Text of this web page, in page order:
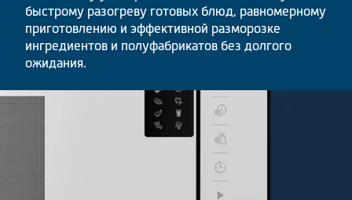
быстрому разогреву готовых блюд, равномерному
приготовлению и эффективной разморозке
ингредиентов и полуфабрикатов без долгого
ожидания.